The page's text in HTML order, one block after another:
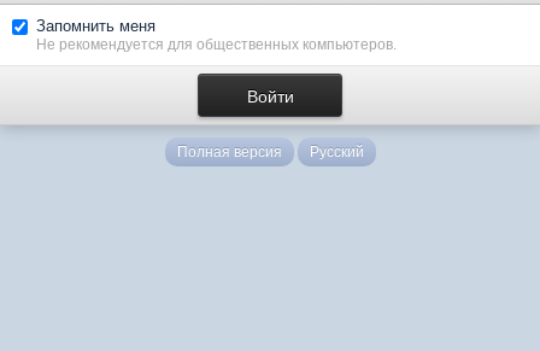
Запомнить меня
Не рекомендуется для общественных компьютеров.
Полная версия Русский